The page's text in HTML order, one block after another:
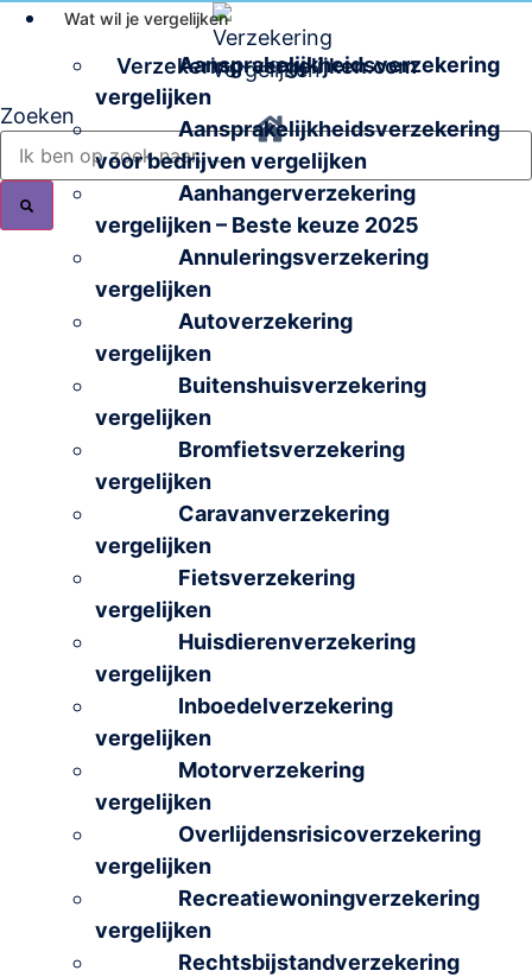
Ga
inhoud
Verzekering-vergelijken.com
Zoeken
Wat wil je vergelijken
Aansprakelijkheidsverzekering
vergelijken
Aansprakelijkheidsverzekering
voor bedrijven vergelijken
Aanhangerverzekering
vergelijken – Beste keuze 2025
Annuleringsverzekering
vergelijken
Autoverzekering
vergelijken
Buitenshuisverzekering
vergelijken
Bromfietsverzekering
vergelijken
Caravanverzekering
vergelijken
Fietsverzekering
vergelijken
Huisdierenverzekering
vergelijken
Inboedelverzekering
vergelijken
Motorverzekering
vergelijken
Overlijdensrisicoverzekering
vergelijken
Recreatiewoningverzekering
vergelijken
Rechtsbijstandverzekering